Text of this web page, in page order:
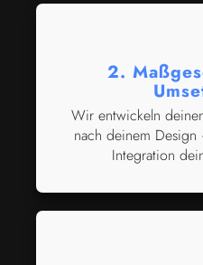
2.
Wir entwickeln
nach deinem
Integration